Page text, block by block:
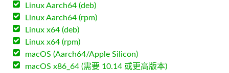
Linux Aarch64 (deb)
Linux Aarch64 (rpm)
Linux x64 (deb)
Linux x64 (rpm)
macOS (Aarch64/Apple Silicon)
macOS x86_64 (需要 10.14 或更高版本)